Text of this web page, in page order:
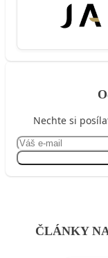
Nechte si
ČLÁNKY